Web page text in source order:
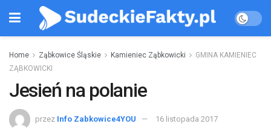
Home Ząbkowice Śląskie Kamieniec Ząbkowicki
GMINA KAMIENIEC
ZĄBKOWICKI
Jesień na polanie
przez Info Zabkowice4YOU 16 listopada 2017